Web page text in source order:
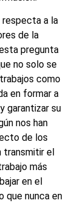
respecta a la
de la
pregunta
no solo se
como
en formar a
garantizar su
nos han
de los
transmitir el
más
en el
que nunca en